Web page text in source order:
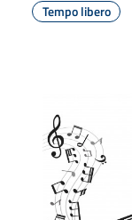
Tempo libero